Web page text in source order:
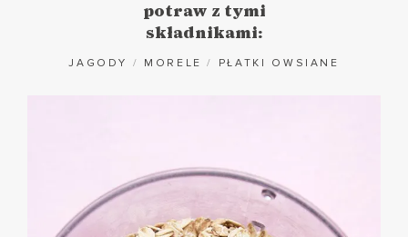
potraw z tymi
składnikami:
JAGODY / MORELE / PŁATKI OWSIANE